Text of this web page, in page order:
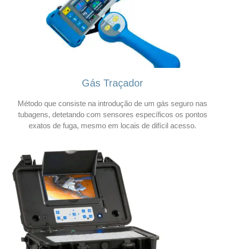
Gás Traçador
Método que consiste na introdução de um gás seguro nas
tubagens, detetando com sensores específicos os pontos
exatos de fuga, mesmo em locais de difícil acesso.